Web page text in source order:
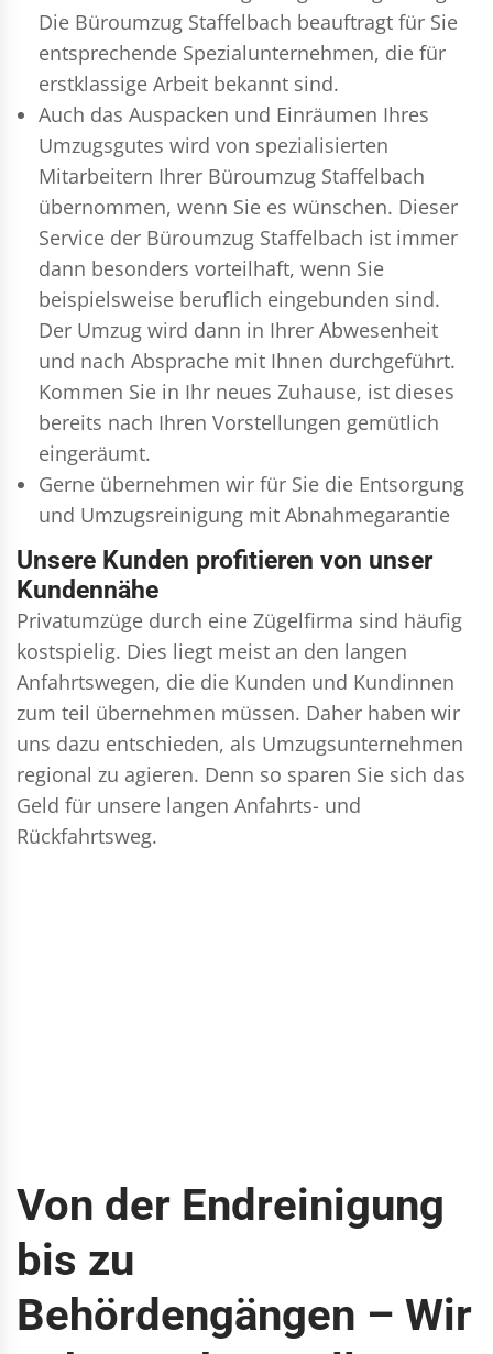
Die Büroumzug Staffelbach beauftragt für Sie
entsprechende Spezialunternehmen, die für
erstklassige Arbeit bekannt sind.
Auch das Auspacken und Einräumen Ihres
Umzugsgutes wird von spezialisierten
Mitarbeitern Ihrer Büroumzug Staffelbach
übernommen, wenn Sie es wünschen. Dieser
Service der Büroumzug Staffelbach ist immer
dann besonders vorteilhaft, wenn Sie
beispielsweise beruflich eingebunden sind.
Der Umzug wird dann in Ihrer Abwesenheit
und nach Absprache mit Ihnen durchgeführt.
Kommen Sie in Ihr neues Zuhause, ist dieses
bereits nach Ihren Vorstellungen gemütlich
eingeräumt.
Gerne übernehmen wir für Sie die Entsorgung
und Umzugsreinigung mit Abnahmegarantie
Unsere Kunden profitieren von unser
Kundennähe
Privatumzüge durch eine Zügelfirma sind häufig
kostspielig. Dies liegt meist an den langen
Anfahrtswegen, die die Kunden und Kundinnen
zum teil übernehmen müssen. Daher haben wir
uns dazu entschieden, als Umzugsunternehmen
regional zu agieren. Denn so sparen Sie sich das
Geld für unsere langen Anfahrts- und
Rückfahrtsweg.
Von der Endreinigung
bis zu
Behördengängen – Wir